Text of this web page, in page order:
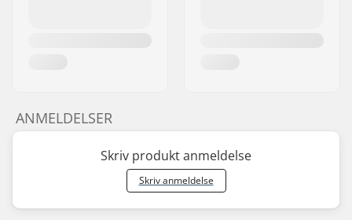
ANMELDELSER
Skriv produkt anmeldelse
Skriv anmeldelse